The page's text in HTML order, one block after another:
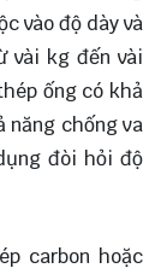
vào độ dày và
vài kg đến vài
ống có khả
năng chống va
đòi hỏi độ
carbon hoặc